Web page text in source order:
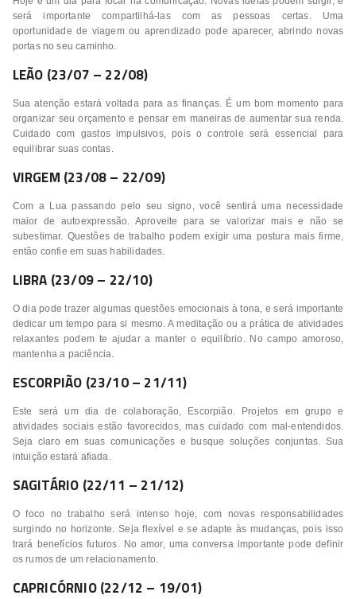
será importante compartilhá-las com as pessoas certas. Uma
oportunidade de viagem ou aprendizado pode aparecer, abrindo novas
portas no seu caminho.
LEÃO (23/07 – 22/08)
Sua atenção estará voltada para as finanças. É um bom momento para
organizar seu orçamento e pensar em maneiras de aumentar sua renda.
Cuidado com gastos impulsivos, pois o controle será essencial para
equilibrar suas contas.
VIRGEM (23/08 – 22/09)
Com a Lua passando pelo seu signo, você sentirá uma necessidade
maior de autoexpressão. Aproveite para se valorizar mais e não se
subestimar. Questões de trabalho podem exigir uma postura mais firme,
então confie em suas habilidades.
LIBRA (23/09 – 22/10)
O dia pode trazer algumas questões emocionais à tona, e será importante
dedicar um tempo para si mesmo. A meditação ou a prática de atividades
relaxantes podem te ajudar a manter o equilíbrio. No campo amoroso,
mantenha a paciência.
ESCORPIÃO (23/10 – 21/11)
Este será um dia de colaboração, Escorpião. Projetos em grupo e
atividades sociais estão favorecidos, mas cuidado com mal-entendidos.
Seja claro em suas comunicações e busque soluções conjuntas. Sua
intuição estará afiada.
SAGITÁRIO (22/11 – 21/12)
O foco no trabalho será intenso hoje, com novas responsabilidades
surgindo no horizonte. Seja flexível e se adapte às mudanças, pois isso
trará benefícios futuros. No amor, uma conversa importante pode definir
os rumos de um relacionamento.
CAPRICÓRNIO (22/12 – 19/01)